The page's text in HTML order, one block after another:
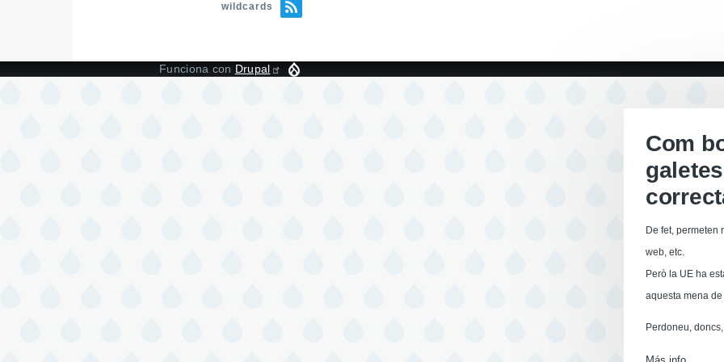
wildcards
Funciona con Drupal
Com
De fet, permeten
web, etc.
Però la UE ha
aquesta mena
Perdoneu,